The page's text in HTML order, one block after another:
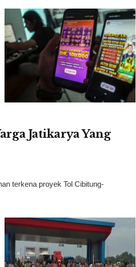
Jatikarya Yang
terkena proyek Tol Cibitung-